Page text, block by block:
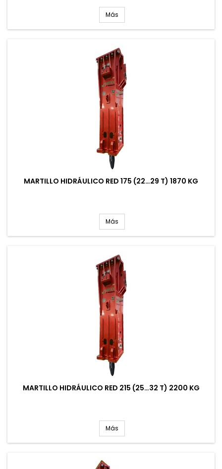
Más
MARTILLO HIDRÁULICO RED 175 (22…29 T) 1870 KG
Más
MARTILLO HIDRÁULICO RED 215 (25…32 T) 2200 KG
Más